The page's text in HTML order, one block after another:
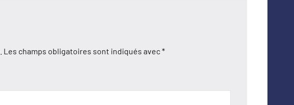
Les champs obligatoires sont indiqués avec*